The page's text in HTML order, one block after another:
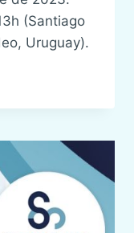
(Santiago
Uruguay).